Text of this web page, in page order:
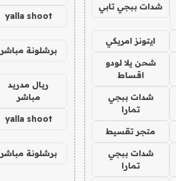
شدات ببجي تابي
ايتونز امريكي
شحن يلا لودو
اقساط
شدات ببجي
تمارا
متجر تقسيط
شدات ببجي
تمارا
yalla shoot
برشلونة مباشر
ريال مدريد
مباشر
yalla shoot
برشلونة مباشر